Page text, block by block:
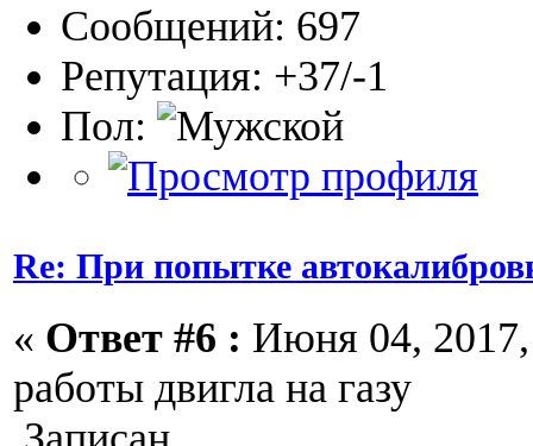
Сообщений: 697
Репутация: +37/-1
Пол:
Re: При попытке
« Ответ #6 : Июня 04,
работы двигла на газу